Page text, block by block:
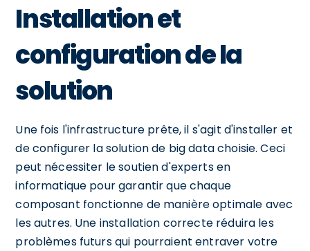
Installation et
configuration de la
solution
Une fois l'infrastructure prête, il s'agit d'installer et
de configurer la solution de big data choisie. Ceci
peut nécessiter le soutien d'experts en
informatique pour garantir que chaque
composant fonctionne de manière optimale avec
les autres. Une installation correcte réduira les
problèmes futurs qui pourraient entraver votre